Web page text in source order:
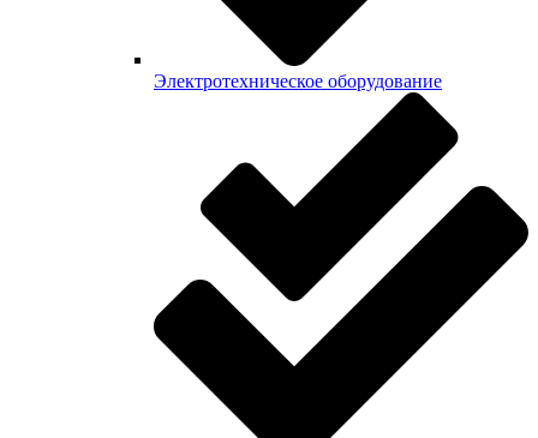
Электротехническое оборудование